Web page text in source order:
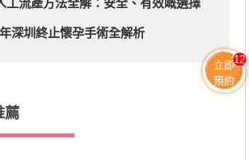
工流產方法全解：安全、有效嘅選擇
深圳終止懷孕手術全解析
薦
立即
預約
12